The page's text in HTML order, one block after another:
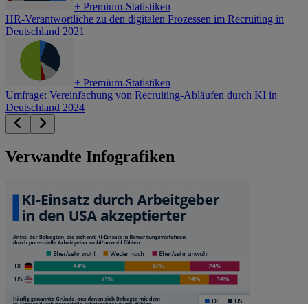
+ Premium-Statistiken
HR-Verantwortliche zu den digitalen Prozessen im Recruiting in
Deutschland 2021
+ Premium-Statistiken
Umfrage: Vereinfachung von Recruiting-Abläufen durch KI in
Deutschland 2024
Verwandte Infografiken